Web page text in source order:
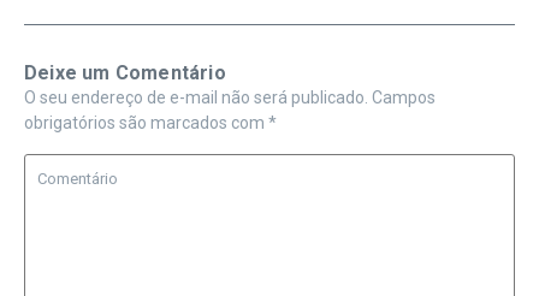
Deixe um Comentário
O seu endereço de e-mail não será publicado. Campos
obrigatórios são marcados com *